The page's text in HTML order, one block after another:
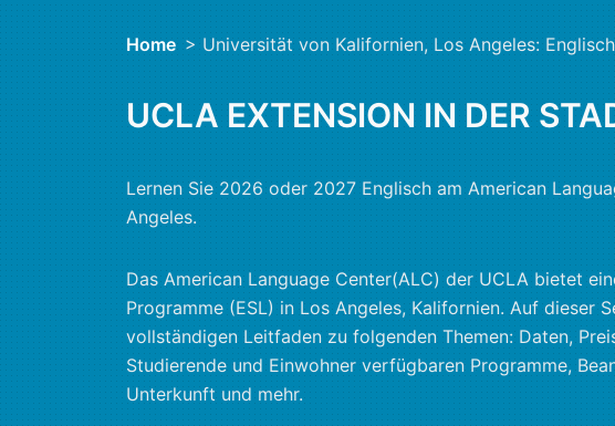
Home > Universität von Kalifornien, Los Angeles:
UCLA EXTENSION IN DER
Lernen Sie 2026 oder 2027 Englisch am American
Angeles.
Das American Language Center(ALC) der UCLA bietet
Programme (ESL) in Los Angeles, Kalifornien. Auf dieser
vollständigen Leitfaden zu folgenden Themen: Daten,
Studierende und Einwohner verfügbaren Programme,
Unterkunft und mehr.